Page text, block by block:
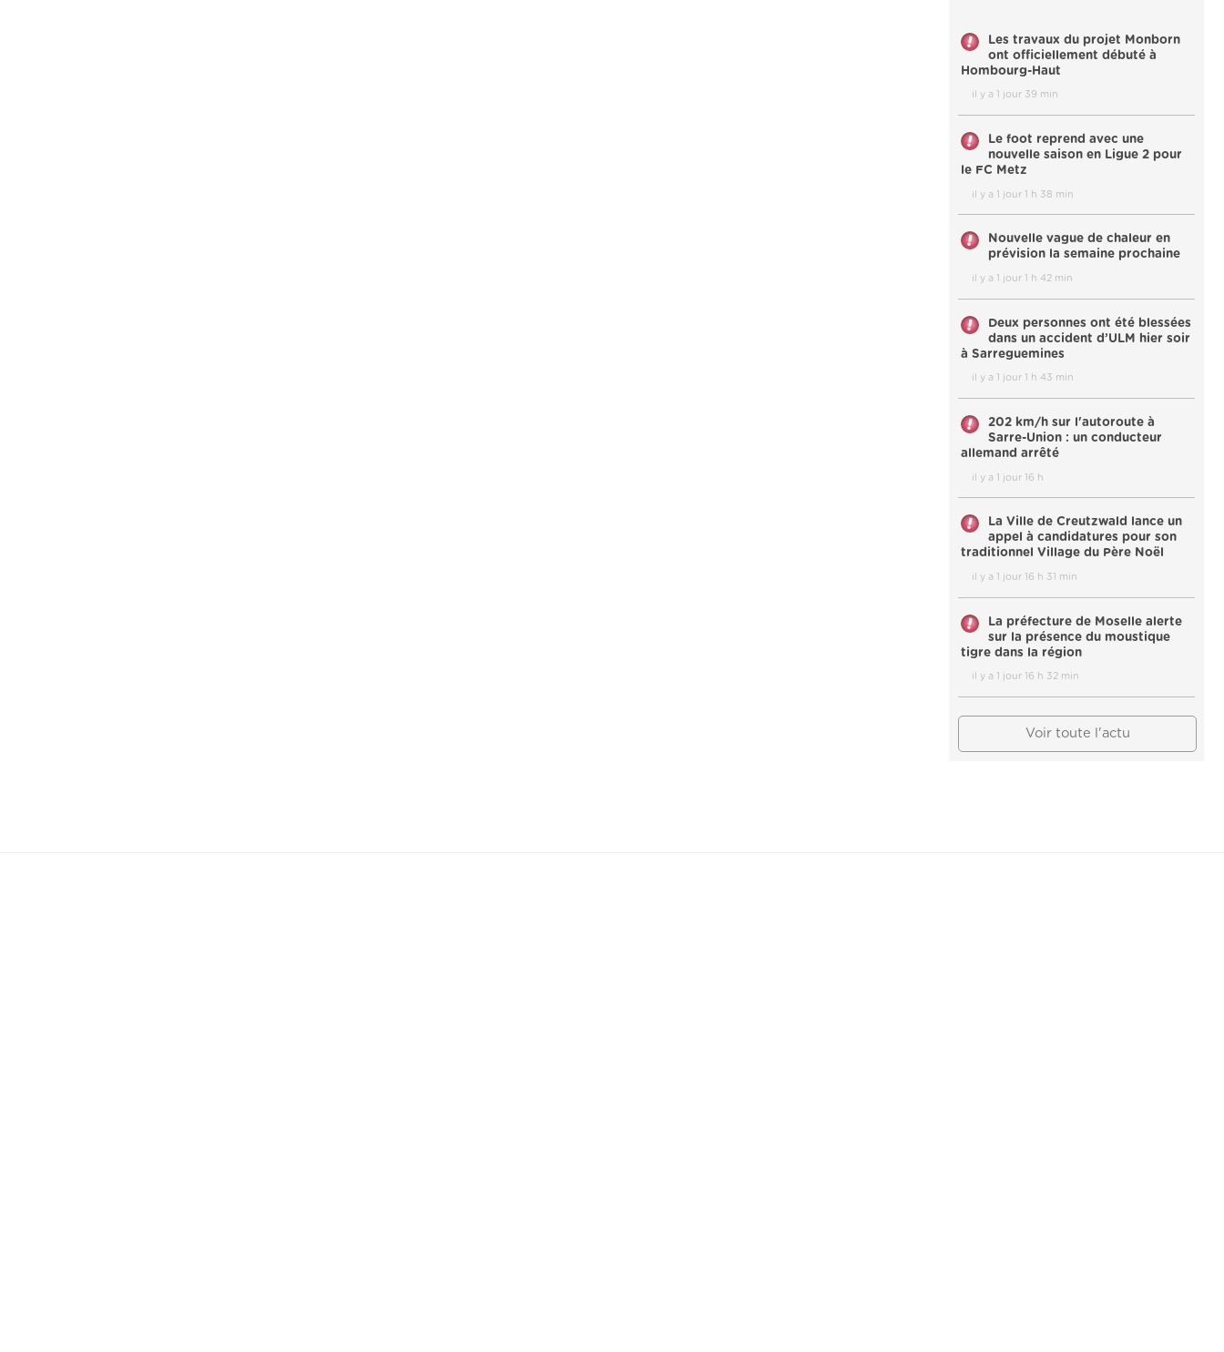
Les travaux du projet Monborn
ont officiellement débuté à
Hombourg-Haut
il y a 1 jour 39 min
Le foot reprend avec une
nouvelle saison en Ligue 2 pour
le FC Metz
il y a 1 jour 1 h 38 min
Nouvelle vague de chaleur en
prévision la semaine prochaine
il y a 1 jour 1 h 42 min
Deux personnes ont été blessées
dans un accident d’ULM hier soir
à Sarreguemines
il y a 1 jour 1 h 43 min
202 km/h sur l'autoroute à
Sarre-Union : un conducteur
allemand arrêté
il y a 1 jour 16 h
La Ville de Creutzwald lance un
appel à candidatures pour son
traditionnel Village du Père Noël
il y a 1 jour 16 h 31 min
La préfecture de Moselle alerte
sur la présence du moustique
tigre dans la région
il y a 1 jour 16 h 32 min
Voir toute l'actu